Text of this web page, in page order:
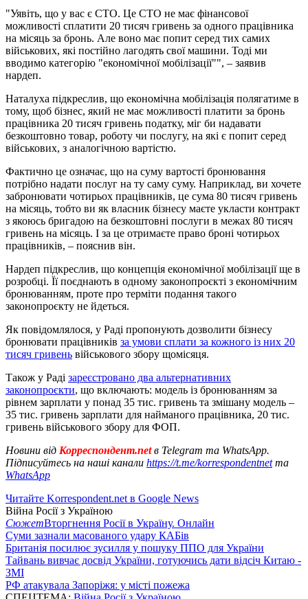
"Уявіть, що у вас є СТО. Це СТО не має фінансової
можливості сплатити 20 тисяч гривень за одного працівника
на місяць за бронь. Але воно має попит серед тих самих
військових, які постійно лагодять свої машини. Тоді ми
вводимо категорію "економічної мобілізації"", – заявив
нардеп.
Наталуха підкреслив, що економічна мобілізація полягатиме в
тому, щоб бізнес, який не має можливості платити за бронь
працівника 20 тисяч гривень податку, міг би надавати
безкоштовно товар, роботу чи послугу, на які є попит серед
військових, з аналогічною вартістю.
Фактично це означає, що на суму вартості бронювання
потрібно надати послуг на ту саму суму. Наприклад, ви хочете
забронювати чотирьох працівників, це сума 80 тисяч гривень
на місяць, тобто ви як власник бізнесу маєте укласти контракт
з якоюсь бригадою на безкоштовні послуги в межах 80 тисяч
гривень на місяць. І за це отримаєте право броні чотирьох
працівників, – пояснив він.
Нардеп підкреслив, що концепція економічної мобілізації ще в
розробці. Її поєднають в одному законопроєкті з економічним
бронюванням, проте про терміти подання такого
законопроєкту не йдеться.
Як повідомлялося, у Раді пропонують дозволити бізнесу
бронювати працівників за умови сплати за кожного із них 20
тисяч гривень військового збору щомісяця.
Також у Раді зареєстровано два альтернативних
законопроєкти, що включають: модель із бронюванням за
рівнем зарплати у понад 35 тис. гривень та змішану модель –
35 тис. гривень зарплати для найманого працівника, 20 тис.
гривень військового збору для ФОП.
Новини від Корреспондент.netв Telegram та WhatsApp.
Підписуйтесь на наші канали https://t.me/korrespondentnetта
WhatsApp
Читайте Korrespondent.net в Google News
Війна Росії з Україною
СюжетВторгнення Росії в Україну. Онлайн
Суми зазнали масованого удару КАБів
Британія посилює зусилля у пошуку ППО для України
Тайвань вивчає досвід України, готуючись дати відсіч Китаю -
ЗМІ
РФ атакувала Запоріжя: у місті пожежа